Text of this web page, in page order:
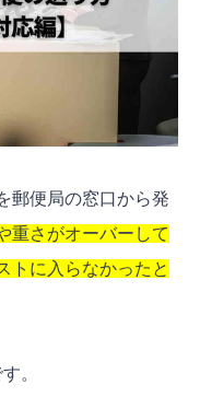
郵便局の窓口から発
重さがオーバーして
トに入らなかったと
。